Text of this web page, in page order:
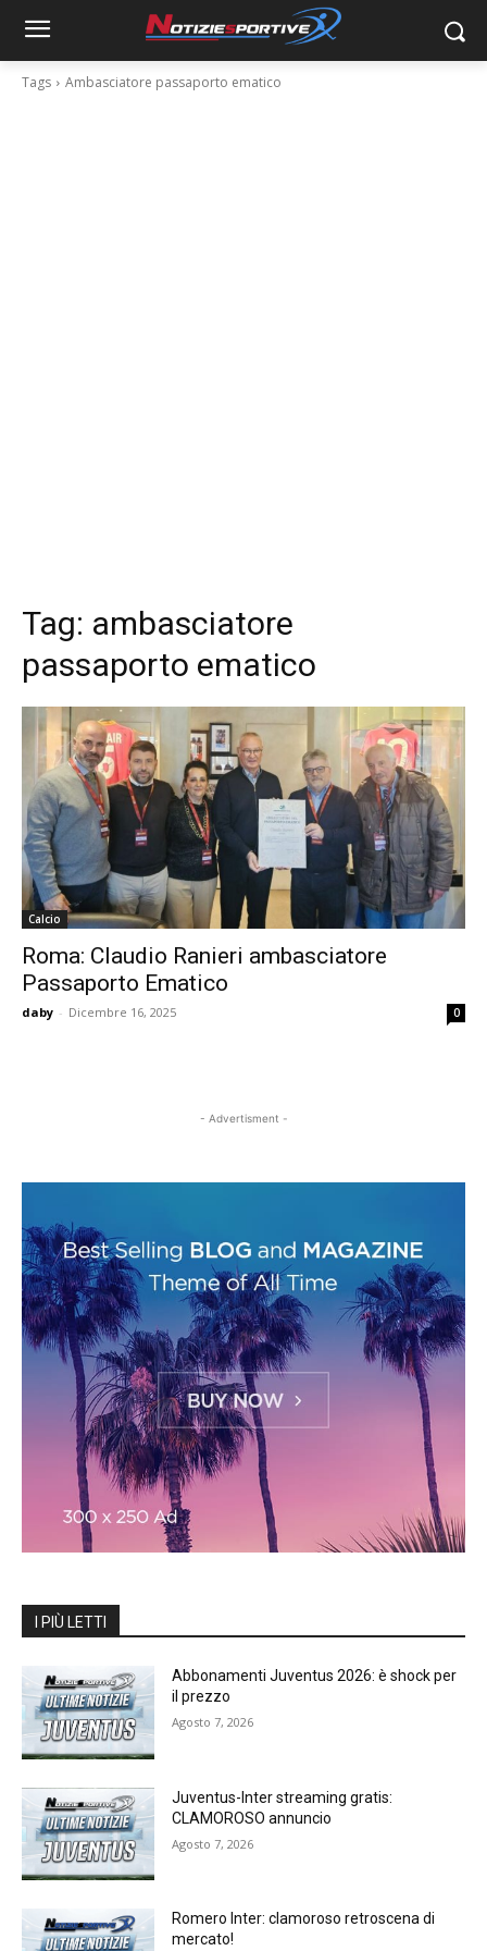
Tags Ambasciatore passaporto ematico
Tag: ambasciatore
passaporto ematico
Calcio
Roma: Claudio Ranieri ambasciatore
Passaporto Ematico
daby - Dicembre 16, 2025 0
- Advertisment -
I PIÙ LETTI
Abbonamenti Juventus 2026: è shock per
il prezzo
Agosto 7, 2026
Juventus-Inter streaming gratis:
CLAMOROSO annuncio
Agosto 7, 2026
Romero Inter: clamoroso retroscena di
mercato!